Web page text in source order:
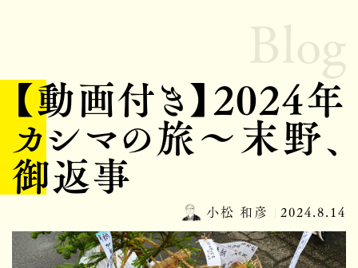
【動画付き】2024年
カシマの旅～末野、
御返事
小松 和彦 2024.8.14